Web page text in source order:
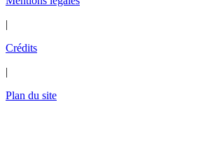
|
Crédits
|
Plan du site